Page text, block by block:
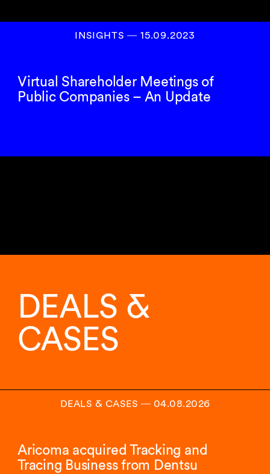
INSIGHTS― 15.09.2023
Virtual Shareholder Meetings of
Public Companies – An Update
Insights
angezeigt.
DEALS &
CASES
DEALS & CASES ― 04.08.2026
Aricoma acquired Tracking and
Tracing Business from Dentsu